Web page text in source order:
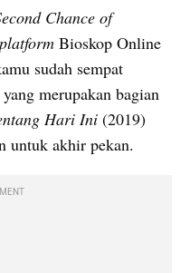
Chance of
platform Bioskop Online
sudah sempat
merupakan bagian
Hari Ini (2019)
untuk akhir pekan.